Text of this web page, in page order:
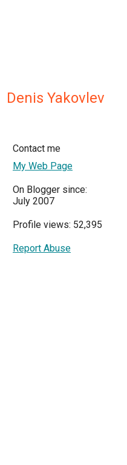
Denis Yakovlev
Contact me
My Web Page
On Blogger since:
July 2007
Profile views: 52,395
Report Abuse